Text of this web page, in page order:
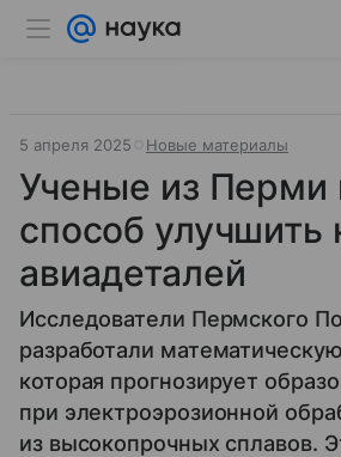
5 апреля 2025 Новые материалы
Ученые из Перми
способ улучшить
авиадеталей
Исследователи Пермского
разработали
которая прогнозирует
при электроэрозионной
из высокопрочных сплавов.